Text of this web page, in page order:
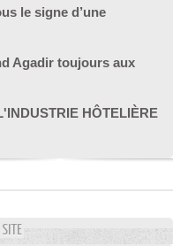
le signe d’une
Agadir toujours aux
HÔTELIÈRE